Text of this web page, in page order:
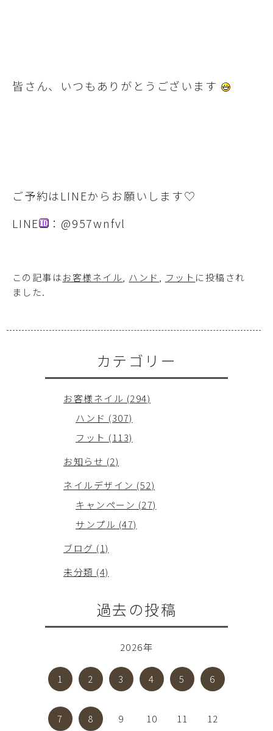
皆さん、いつもありがとうございます
ご予約はLINEからお願いします♡
LINE
：@957wnfvl
この記事はお客様ネイル, ハンド , フット に投稿され
ました.
カテゴリー
お客様ネイル (294)
ハンド (307)
フット (113)
お知らせ (2)
ネイルデザイン (52)
キャンペーン (27)
サンプル (47)
ブログ (1)
未分類 (4)
過去の投稿
2026年
1 2 3 4 5 6
7 8 9 10 11 12